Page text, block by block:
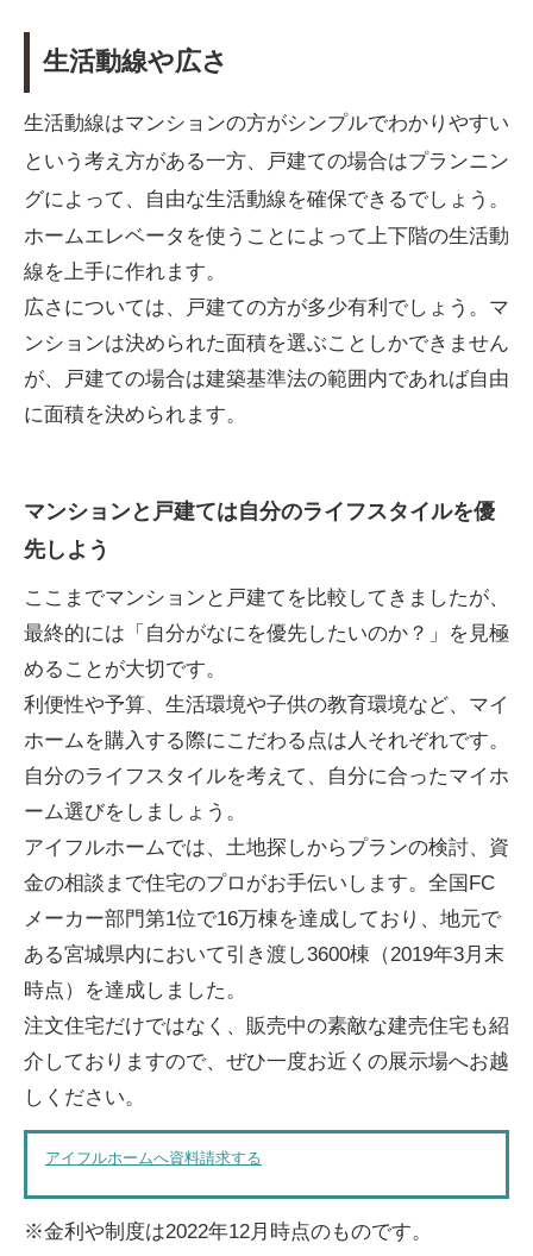
生活動線や広さ
生活動線はマンションの方がシンプルでわかりやすい
という考え方がある一方、戸建ての場合はプランニン
グによって、自由な生活動線を確保できるでしょう。
ホームエレベータを使うことによって上下階の生活動
線を上手に作れます。
広さについては、戸建ての方が多少有利でしょう。マ
ンションは決められた面積を選ぶことしかできません
が、戸建ての場合は建築基準法の範囲内であれば自由
に面積を決められます。
マンションと戸建ては自分のライフスタイルを優
先しよう
ここまでマンションと戸建てを比較してきましたが、
最終的には「自分がなにを優先したいのか？」を見極
めることが大切です。
利便性や予算、生活環境や子供の教育環境など、マイ
ホームを購入する際にこだわる点は人それぞれです。
自分のライフスタイルを考えて、自分に合ったマイホ
ーム選びをしましょう。
アイフルホームでは、土地探しからプランの検討、資
金の相談まで住宅のプロがお手伝いします。全国FC
メーカー部門第1位で16万棟を達成しており、地元で
ある宮城県内において引き渡し3600棟（2019年3月末
時点）を達成しました。
注文住宅だけではなく、販売中の素敵な建売住宅も紹
介しておりますので、ぜひ一度お近くの展示場へお越
しください。
アイフルホームへ資料請求する
※金利や制度は2022年12月時点のものです。